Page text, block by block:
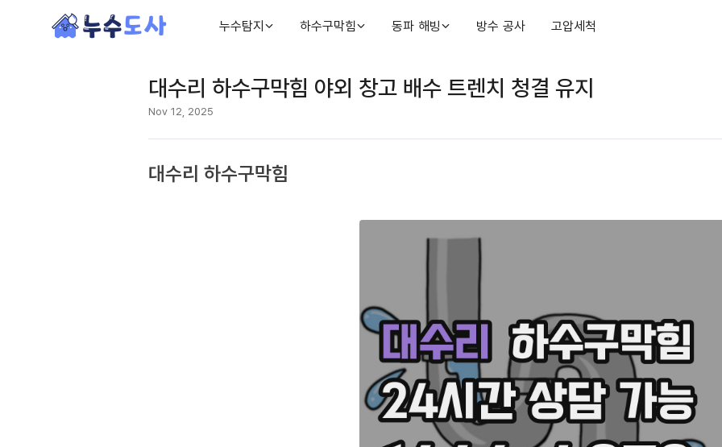
누수탐지 하수구막힘 동파 해빙 방수 공사 고압세척
대수리 하수구막힘 야외 창고 배수 트렌치 청결 유지
Nov 12, 2025
대수리 하수구막힘